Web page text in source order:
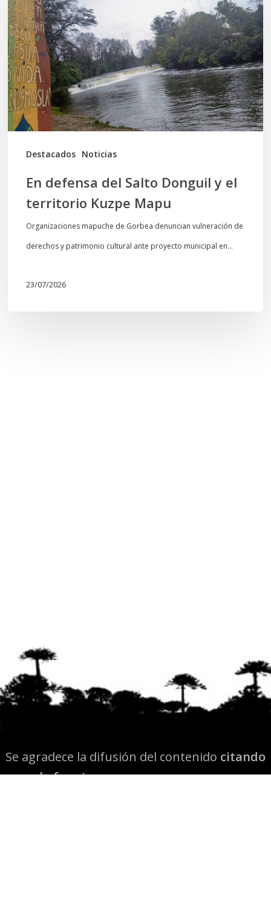
Destacados Noticias
del
Salto
Donguil
y
el
territorio
Kuzpe
Mapu
En defensa del Salto Donguil y el
territorio Kuzpe Mapu
Organizaciones mapuche de Gorbea denuncian vulneración de
derechos y patrimonio cultural ante proyecto municipal en…
23/07/2026
Se agradece la difusión del contenido citando
la fuente www.mapuexpress.org